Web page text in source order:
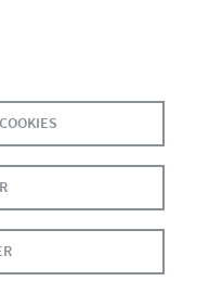
LÉGALES